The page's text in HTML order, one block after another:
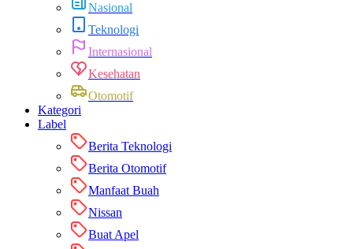
Nasional
Teknologi
Internasional
Kesehatan
Otomotif
Kategori
Label
Berita Teknologi
Berita Otomotif
Manfaat Buah
Nissan
Buat Apel